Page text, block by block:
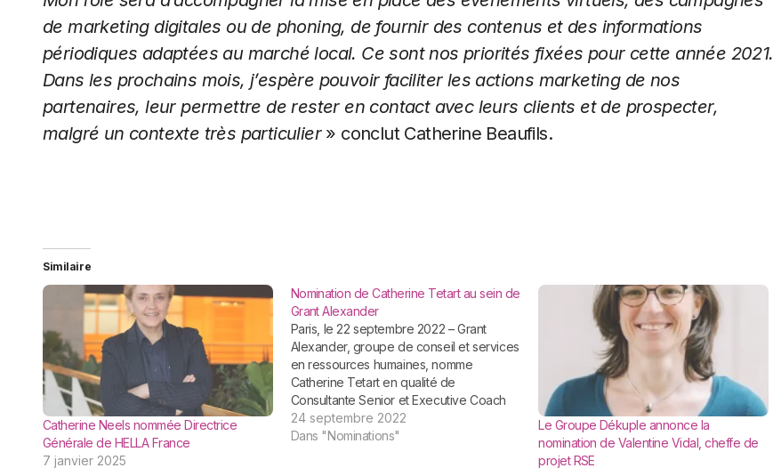
de marketing digitales ou de phoning, de fournir des contenus et des informations
périodiques adaptées au marché local. Ce sont nos priorités fixées pour cette année 2021.
Dans les prochains mois, j’espère pouvoir faciliter les actions marketing de nos
partenaires, leur permettre de rester en contact avec leurs clients et de prospecter,
malgré un contexte très particulier » conclut Catherine Beaufils.
Similaire
Catherine Neels nommée Directrice
Générale de HELLA France
7 janvier 2025
Nomination de Catherine Tetart au sein de
Grant Alexander
Paris, le 22 septembre 2022 – Grant
Alexander, groupe de conseil et services
en ressources humaines, nomme
Catherine Tetart en qualité de
Consultante Senior et Executive Coach
pour accompagner la croissance de son
activité de développement du
24 septembre 2022
Dans "Nominations"
Le Groupe Dékuple annonce la
nomination de Valentine Vidal, cheffe de
projet RSE